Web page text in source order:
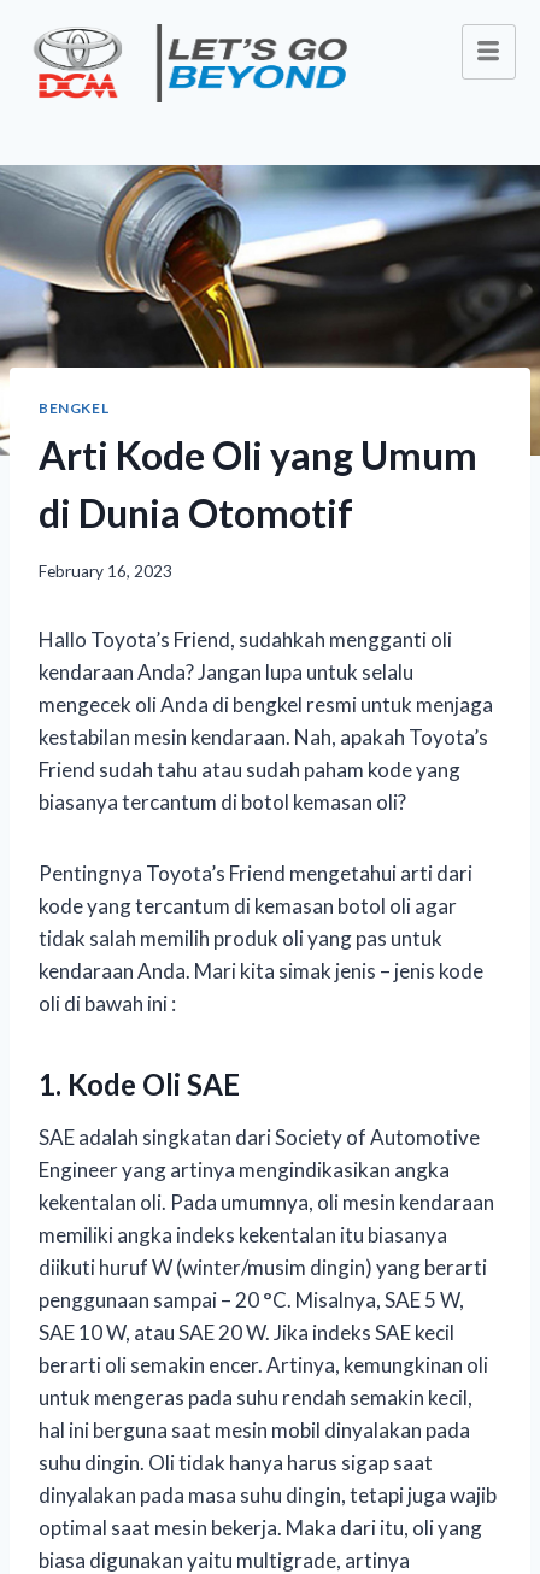
BENGKEL
Arti Kode Oli yang Umum
di Dunia Otomotif
February 16, 2023
Hallo Toyota’s Friend, sudahkah mengganti oli
kendaraan Anda? Jangan lupa untuk selalu
mengecek oli Anda di bengkel resmi untuk menjaga
kestabilan mesin kendaraan. Nah, apakah Toyota’s
Friend sudah tahu atau sudah paham kode yang
biasanya tercantum di botol kemasan oli?
Pentingnya Toyota’s Friend mengetahui arti dari
kode yang tercantum di kemasan botol oli agar
tidak salah memilih produk oli yang pas untuk
kendaraan Anda. Mari kita simak jenis – jenis kode
oli di bawah ini :
1. Kode Oli SAE
SAE adalah singkatan dari Society of Automotive
Engineer yang artinya mengindikasikan angka
kekentalan oli. Pada umumnya, oli mesin kendaraan
memiliki angka indeks kekentalan itu biasanya
diikuti huruf W (winter/musim dingin) yang berarti
penggunaan sampai – 20 °C. Misalnya, SAE 5 W,
SAE 10 W, atau SAE 20 W. Jika indeks SAE kecil
berarti oli semakin encer. Artinya, kemungkinan oli
untuk mengeras pada suhu rendah semakin kecil,
hal ini berguna saat mesin mobil dinyalakan pada
suhu dingin. Oli tidak hanya harus sigap saat
dinyalakan pada masa suhu dingin, tetapi juga wajib
optimal saat mesin bekerja. Maka dari itu, oli yang
biasa digunakan yaitu multigrade, artinya